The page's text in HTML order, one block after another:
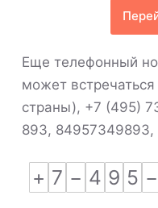
Еще телефонный
может
страны), +7 (495)
893, 84957349893,
+ 7 − 4 9 5 −